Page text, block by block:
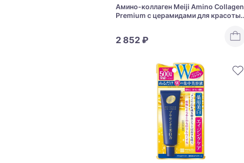
Амино-коллаген Meiji Amino Collagen
Premium с церамидами для красоты
2 852 ₽